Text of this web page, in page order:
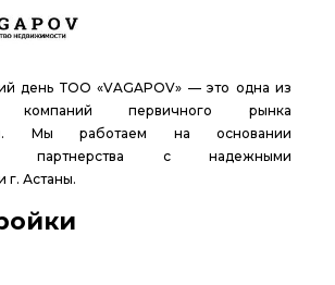
день ТОО «VAGAPOV» — это одна из
компаний первичного рынка
Мы работаем на основании
партнерства с надежными
г. Астаны.